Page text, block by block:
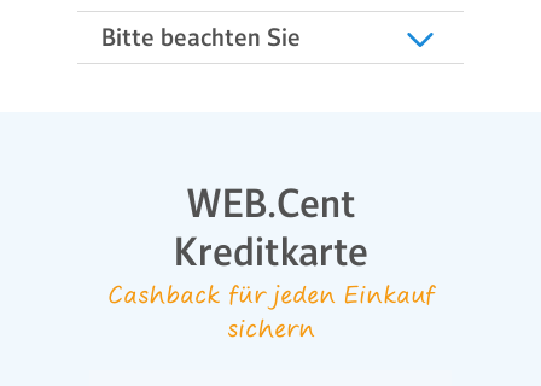
Bitte beachten Sie
WEB.Cent
Kreditkarte
Cashback für jeden Einkauf
sichern